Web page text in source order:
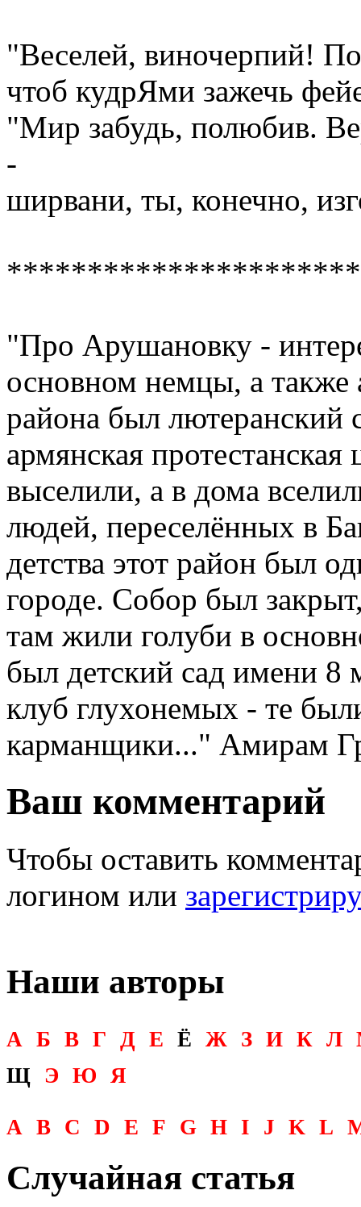
"Веселей, виночерпий!
чтоб кудрЯми зажечь
"Мир забудь, полюбив.
-
ширвани, ты, конечно,
"Про Арушановку -
основном немцы, а также
района был лютеранский
армянская
выселили, а в дома
людей, переселённых в
детства этот район был
городе. Собор был
там жили голуби в
был детский сад имени 8
клуб глухонемых - те
карманщики..." Амирам
Ваш комментарий
Чтобы оставить
логином или
Наши авторы
А Б В Г Д Е Ё Ж З И К Л
Щ
Э Ю Я
A B C D E F G H I J K L
Случайная статья